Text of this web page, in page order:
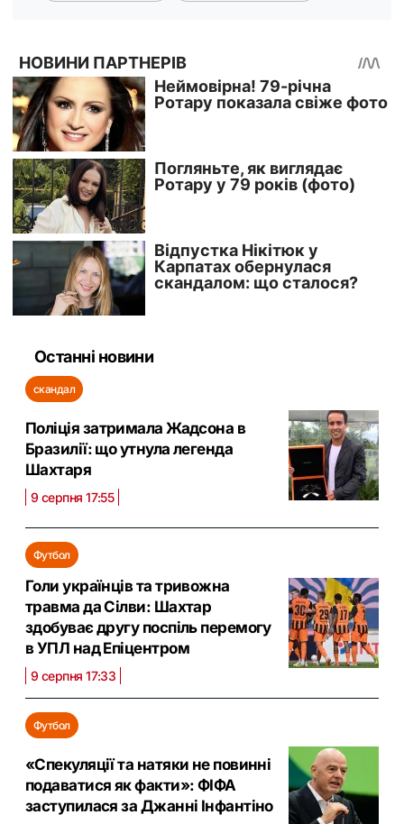
Останні новини
скандал
Поліція затримала Жадсона в
Бразилії: що утнула легенда
Шахтаря
9 серпня 17:55
Футбол
Голи українців та тривожна
травма да Сілви: Шахтар
здобуває другу поспіль перемогу
в УПЛ над Епіцентром
9 серпня 17:33
Футбол
«Спекуляції та натяки не повинні
подаватися як факти»: ФІФА
заступилася за Джанні Інфантіно